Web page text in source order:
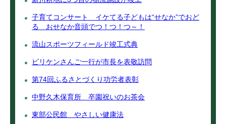
子育てコンサート イケてる子どもは“せなか”でおど
る おせなか音頭でつ！つ！つ～！
流山スポーツフィールド竣工式典
ビリケンさんご一行が市長を表敬訪問
第74回ふるさとづくり功労者表彰
中野久木保育所 卒園祝いのお茶会
東部公民館 やさしい健康法